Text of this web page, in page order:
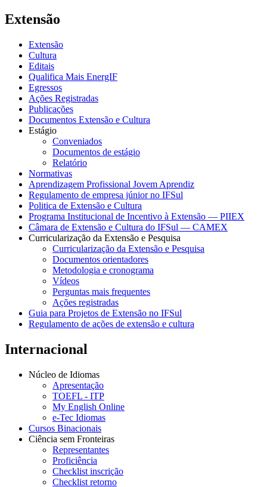
Extensão
Extensão
Cultura
Editais
Qualifica Mais EnergIF
Egressos
Ações Registradas
Publicações
Documentos Extensão e Cultura
Estágio
Conveniados
Documentos de estágio
Relatório
Normativas
Aprendizagem Profissional Jovem Aprendiz
Regulamento de empresa júnior no IFSul
Politica de Extensão e Cultura
Programa Institucional de Incentivo à Extensão — PIIEX
Câmara de Extensão e Cultura do IFSul — CAMEX
Curricularização da Extensão e Pesquisa
Curricularização da Extensão e Pesquisa
Documentos orientadores
Metodologia e cronograma
Vídeos
Perguntas mais frequentes
Ações registradas
Guia para Projetos de Extensão no IFSul
Regulamento de ações de extensão e cultura
Internacional
Núcleo de Idiomas
Apresentação
TOEFL - ITP
My English Online
e-Tec Idiomas
Cursos Binacionais
Ciência sem Fronteiras
Representantes
Proficiência
Checklist inscrição
Checklist retorno